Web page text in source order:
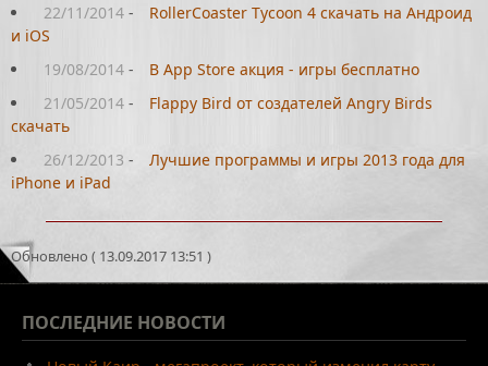
22/11/2014 -
RollerCoaster Tycoon 4 скачать на Андроид
и iOS
19/08/2014 -
В App Store акция - игры бесплатно
21/05/2014 -
Flappy Bird от создателей Angry Birds
скачать
26/12/2013 -
Лучшие программы и игры 2013 года для
iPhone и iPad
Обновлено ( 13.09.2017 13:51 )
ПОСЛЕДНИЕ НОВОСТИ